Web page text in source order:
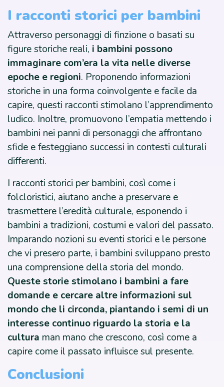
I racconti storici per bambini
Attraverso personaggi di finzione o basati su
figure storiche reali, i bambini possono
immaginare com’era la vita nelle diverse
epoche e regioni. Proponendo informazioni
storiche in una forma coinvolgente e facile da
capire, questi racconti stimolano l’apprendimento
ludico. Inoltre, promuovono l’empatia mettendo i
bambini nei panni di personaggi che affrontano
sfide e festeggiano successi in contesti culturali
differenti.
I racconti storici per bambini, così come i
folcloristici, aiutano anche a preservare e
trasmettere l’eredità culturale, esponendo i
bambini a tradizioni, costumi e valori del passato.
Imparando nozioni su eventi storici e le persone
che vi presero parte, i bambini sviluppano presto
una comprensione della storia del mondo.
Queste storie stimolano i bambini a fare
domande e cercare altre informazioni sul
mondo che li circonda, piantando i semi di un
interesse continuo riguardo la storia e la
cultura man mano che crescono, così come a
capire come il passato influisce sul presente.
Conclusioni